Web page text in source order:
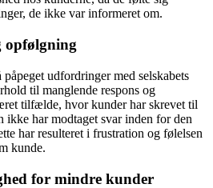
de ikke var informeret om.
opfølgning
udfordringer med selskabets
til manglende respons og
tilfælde, hvor kunder har skrevet til
ikke har modtaget svar inden for den
har resulteret i frustration og følelsen
kunde.
for mindre kunder